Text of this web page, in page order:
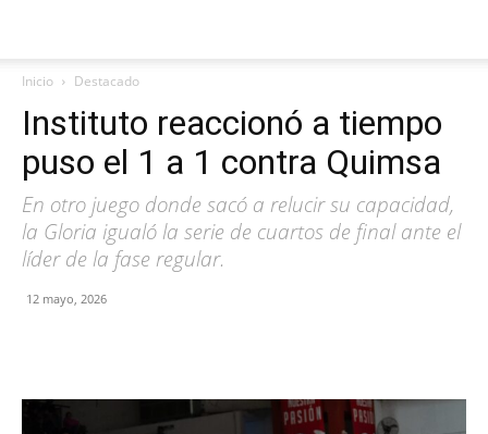
Inicio Destacado
Instituto reaccionó a tiempo
puso el 1 a 1 contra Quimsa
En otro juego donde sacó a relucir su capacidad,
la Gloria igualó la serie de cuartos de final ante el
líder de la fase regular.
12 mayo, 2026